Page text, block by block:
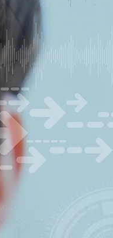
カラコン・サークルレンズ
クリアコンタクトレンズ